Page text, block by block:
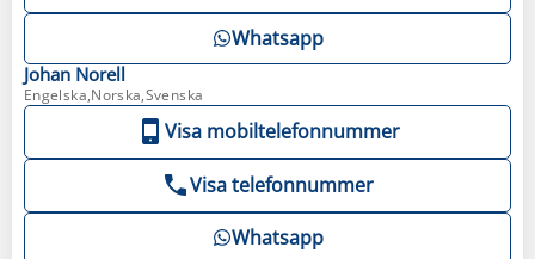
Whatsapp
Johan Norell
Engelska,Norska,Svenska
Visa mobiltelefonnummer
Visa telefonnummer
Whatsapp